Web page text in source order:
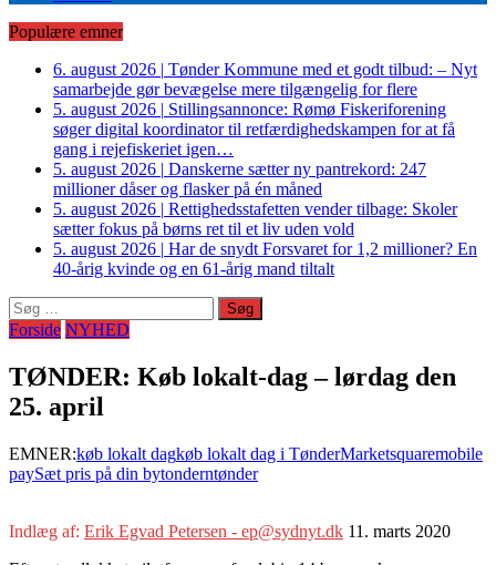
Populære emner
6. august 2026 | Tønder Kommune med et godt tilbud: – Nyt
samarbejde gør bevægelse mere tilgængelig for flere
5. august 2026 | Stillingsannonce: Rømø Fiskeriforening
søger digital koordinator til retfærdighedskampen for at få
gang i rejefiskeriet igen…
5. august 2026 | Danskerne sætter ny pantrekord: 247
millioner dåser og flasker på én måned
5. august 2026 | Rettighedsstafetten vender tilbage: Skoler
sætter fokus på børns ret til et liv uden vold
5. august 2026 | Har de snydt Forsvaret for 1,2 millioner? En
40-årig kvinde og en 61-årig mand tiltalt
Søg
efter:
Forside NYHED
TØNDER: Køb lokalt-dag – lørdag den
25. april
EMNER:køb lokalt dagkøb lokalt dag i TønderMarketsquaremobile
paySæt pris på din bytonderntønder
Indlæg af: Erik Egvad Petersen - ep@sydnyt.dk 11. marts 2020